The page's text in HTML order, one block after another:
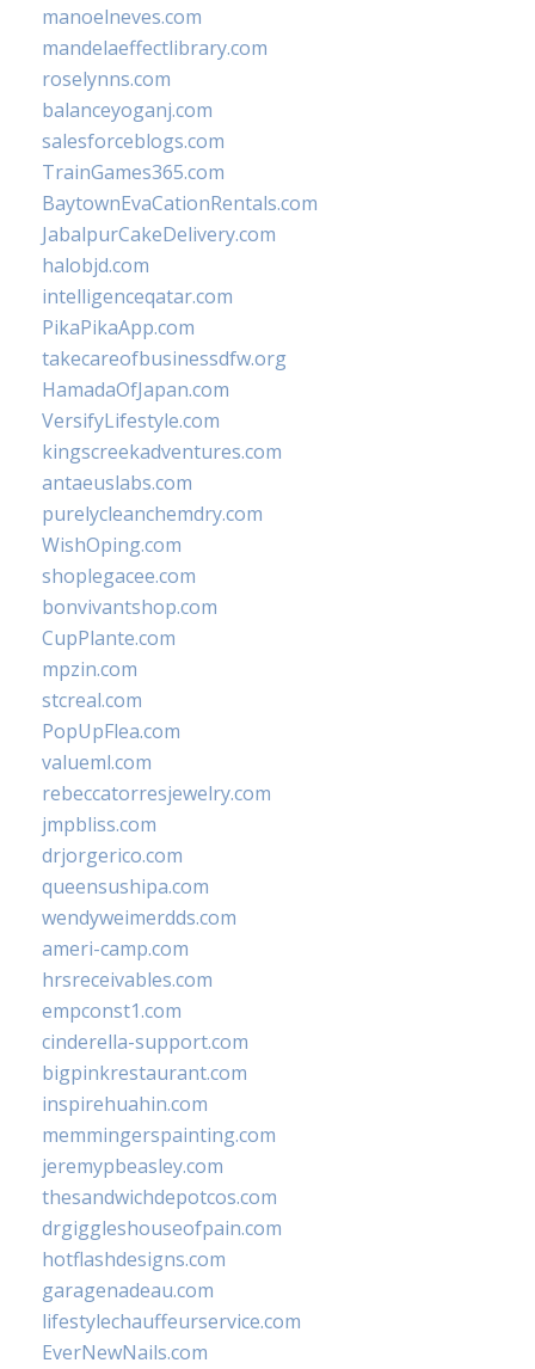
manoelneves.com
mandelaeffectlibrary.com
roselynns.com
balanceyoganj.com
salesforceblogs.com
TrainGames365.com
BaytownEvaCationRentals.com
JabalpurCakeDelivery.com
halobjd.com
intelligenceqatar.com
PikaPikaApp.com
takecareofbusinessdfw.org
HamadaOfJapan.com
VersifyLifestyle.com
kingscreekadventures.com
antaeuslabs.com
purelycleanchemdry.com
WishOping.com
shoplegacee.com
bonvivantshop.com
CupPlante.com
mpzin.com
stcreal.com
PopUpFlea.com
valueml.com
rebeccatorresjewelry.com
jmpbliss.com
drjorgerico.com
queensushipa.com
wendyweimerdds.com
ameri-camp.com
hrsreceivables.com
empconst1.com
cinderella-support.com
bigpinkrestaurant.com
inspirehuahin.com
memmingerspainting.com
jeremypbeasley.com
thesandwichdepotcos.com
drgiggleshouseofpain.com
hotflashdesigns.com
garagenadeau.com
lifestylechauffeurservice.com
EverNewNails.com